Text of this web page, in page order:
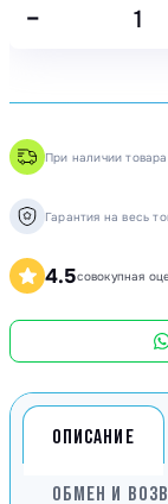
−
При наличии
Гарантия на весь
4.5совокупная
ОПИСАНИЕ
ОБМЕН И